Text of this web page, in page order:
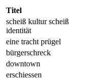
Titel
scheiß kultur scheiß
identität
eine tracht prügel
bürgerschreck
downtown
erschiessen